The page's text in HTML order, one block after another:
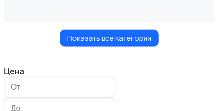
Показать все категории
Цена